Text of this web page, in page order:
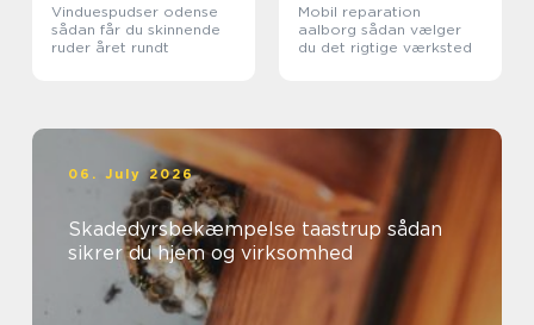
Vinduespudser odense
sådan får du skinnende
ruder året rundt
Mobil reparation
aalborg sådan vælger
du det rigtige værksted
06. July 2026
Skadedyrsbekæmpelse taastrup sådan
sikrer du hjem og virksomhed